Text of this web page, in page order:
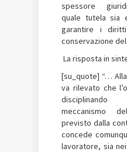
spessore
quale tutela sia
garantire i
conservazione
La risposta in
[su_quote] “…
va rilevato che
meccanismo
previsto dalla
concede
lavoratore, sia